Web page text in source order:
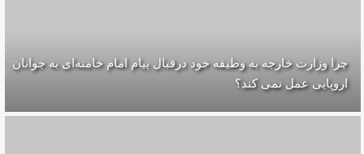
چرا وزارت خارجه به وظیفه خود درقبال پیام امام خامنه‌ای به جوانان
اروپایی عمل نمی کند؟